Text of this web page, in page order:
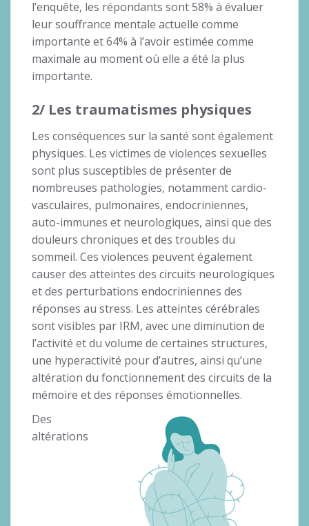
l’enquête, les répondants sont 58% à évaluer
leur souffrance mentale actuelle comme
importante et 64% à l’avoir estimée comme
maximale au moment où elle a été la plus
importante.
2/ Les traumatismes physiques
Les conséquences sur la santé sont également
physiques. Les victimes de violences sexuelles
sont plus susceptibles de présenter de
nombreuses pathologies, notamment cardio-
vasculaires, pulmonaires, endocriniennes,
auto-immunes et neurologiques, ainsi que des
douleurs chroniques et des troubles du
sommeil. Ces violences peuvent également
causer des atteintes des circuits neurologiques
et des perturbations endocriniennes des
réponses au stress. Les atteintes cérébrales
sont visibles par IRM, avec une diminution de
l’activité et du volume de certaines structures,
une hyperactivité pour d’autres, ainsi qu’une
altération du fonctionnement des circuits de la
mémoire et des réponses émotionnelles.
Des
altérations